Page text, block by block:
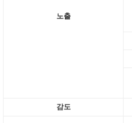
노출
감도